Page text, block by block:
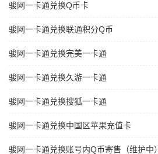
骏网一卡通兑换Q币卡
骏网一卡通兑换联通积分Q币
骏网一卡通兑换完美一卡通
骏网一卡通兑换久游一卡通
骏网一卡通兑换搜狐一卡通
骏网一卡通兑换中国区苹果充值卡
骏网一卡通兑换账号内Q币寄售（维护中）